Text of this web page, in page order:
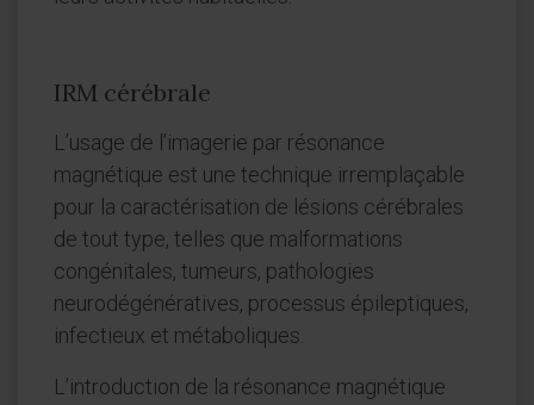
IRM cérébrale
L’usage de l’imagerie par résonance
magnétique est une technique irremplaçable
pour la caractérisation de lésions cérébrales
de tout type, telles que malformations
congénitales, tumeurs, pathologies
neurodégénératives, processus épileptiques,
infectieux et métaboliques.
L’introduction de la résonance magnétique